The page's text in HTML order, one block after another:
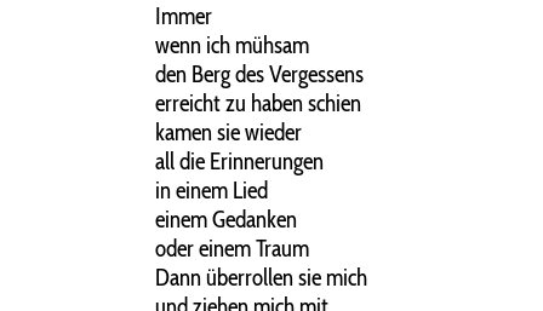
Immer
wenn ich mühsam
den Berg des Vergessens
erreicht zu haben schien
kamen sie wieder
all die Erinnerungen
in einem Lied
einem Gedanken
oder einem Traum
Dann überrollen sie mich